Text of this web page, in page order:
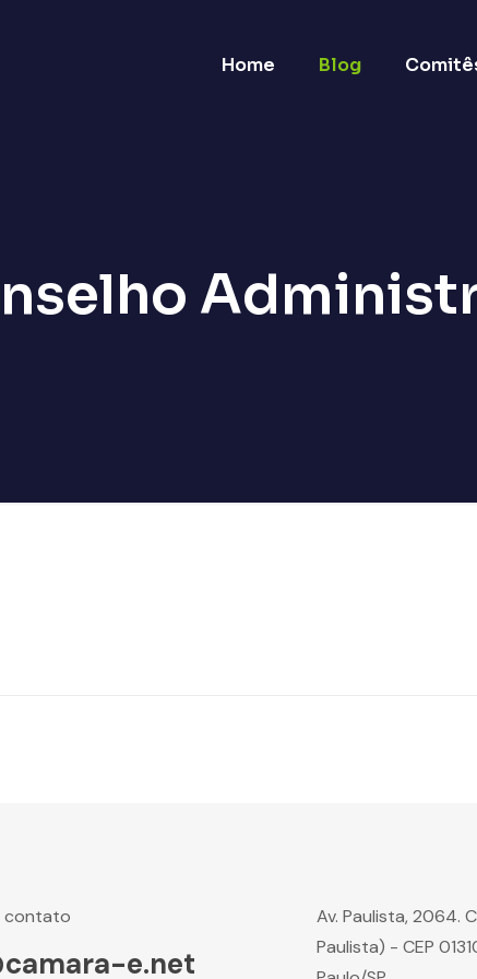
Home Blog
contato
e.net
Av. Paulista, 2064.
Paulista) - CEP